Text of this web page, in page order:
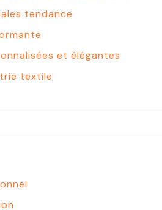
tendance
et élégantes
textile